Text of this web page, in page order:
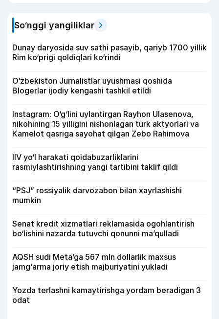
So‘nggi yangiliklar
Dunay daryosida suv sathi pasayib, qariyb 1700 yillik
Rim ko‘prigi qoldiqlari ko‘rindi
O‘zbekiston Jurnalistlar uyushmasi qoshida
Blogerlar ijodiy kengashi tashkil etildi
Instagram: O‘g‘lini uylantirgan Rayhon Ulasenova,
nikohining 15 yilligini nishonlagan turk aktyorlari va
Kamelot qasriga sayohat qilgan Zebo Rahimova
IIV yo‘l harakati qoidabuzarliklarini
rasmiylashtirishning yangi tartibini taklif qildi
“PSJ” rossiyalik darvozabon bilan xayrlashishi
mumkin
Senat kredit xizmatlari reklamasida ogohlantirish
bo‘lishini nazarda tutuvchi qonunni ma’qulladi
AQSH sudi Meta’ga 567 mln dollarlik maxsus
jamg‘arma joriy etish majburiyatini yukladi
Yozda terlashni kamaytirishga yordam beradigan 3
odat